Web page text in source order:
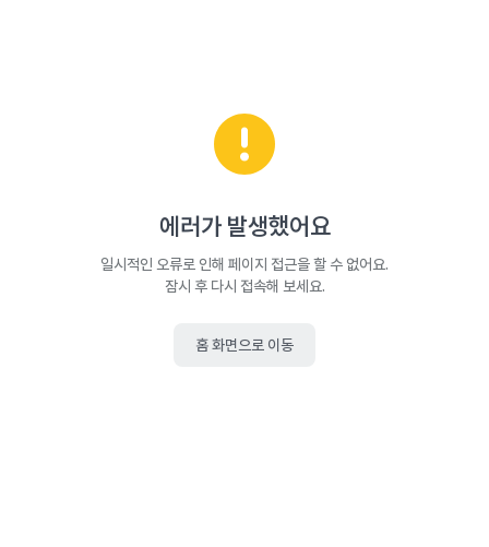
에러가 발생했어요
일시적인 오류로 인해 페이지 접근을 할 수 없어요.
잠시 후 다시 접속해 보세요.
홈 화면으로 이동